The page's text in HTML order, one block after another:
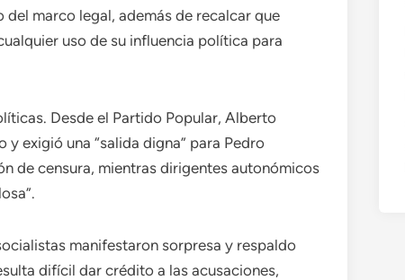
marco legal, además de recalcar que
uso de su influencia política para
Desde el Partido Popular, Alberto
exigió una “salida digna” para Pedro
de censura, mientras dirigentes autonómicos
manifestaron sorpresa y respaldo
difícil dar crédito a las acusaciones,